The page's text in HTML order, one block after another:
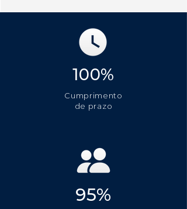
100%
Cumprimento
de prazo
95%